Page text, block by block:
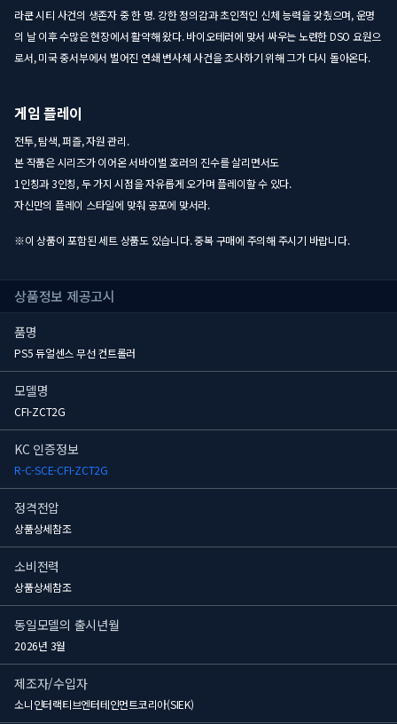
라쿤 시티 사건의 생존자 중 한 명. 강한 정의감과 초인적인 신체 능력을 갖췄으며, 운명
의 날 이후 수많은 현장에서 활약해 왔다. 바이오테러에 맞서 싸우는 노련한 DSO 요원으
로서, 미국 중서부에서 벌어진 연쇄 변사체 사건을 조사하기 위해 그가 다시 돌아온다.
게임 플레이
전투, 탐색, 퍼즐, 자원 관리.
본 작품은 시리즈가 이어온 서바이벌 호러의 진수를 살리면서도
1인칭과 3인칭, 두 가지 시점을 자유롭게 오가며 플레이할 수 있다.
자신만의 플레이 스타일에 맞춰 공포에 맞서라.
※이 상품이 포함된 세트 상품도 있습니다. 중복 구매에 주의해 주시기 바랍니다.
상품정보 제공고시
품명
PS5 듀얼센스 무선 컨트롤러
모델명
CFI-ZCT2G
KC 인증정보
R-C-SCE-CFI-ZCT2G
정격전압
상품상세참조
소비전력
상품상세참조
동일모델의 출시년월
2026년 3월
제조자/수입자
소니인터랙티브엔터테인먼트코리아(SIEK)